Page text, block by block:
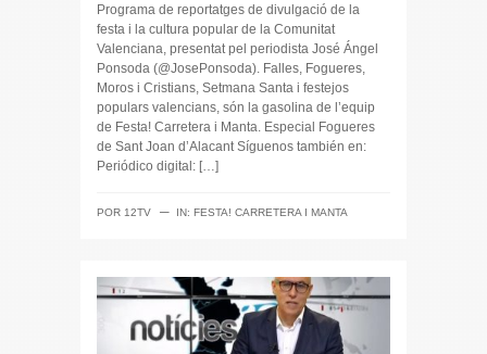
Programa de reportatges de divulgació de la
festa i la cultura popular de la Comunitat
Valenciana, presentat pel periodista José Ángel
Ponsoda (@JosePonsoda). Falles, Fogueres,
Moros i Cristians, Setmana Santa i festejos
populars valencians, són la gasolina de l’equip
de Festa! Carretera i Manta. Especial Fogueres
de Sant Joan d’Alacant Síguenos también en:
Periódico digital: […]
POR 12TV ─ IN: FESTA! CARRETERA I MANTA